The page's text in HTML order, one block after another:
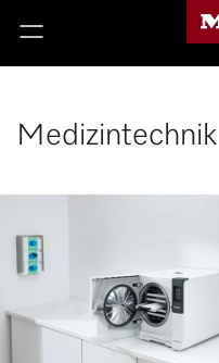
Medizintechnik